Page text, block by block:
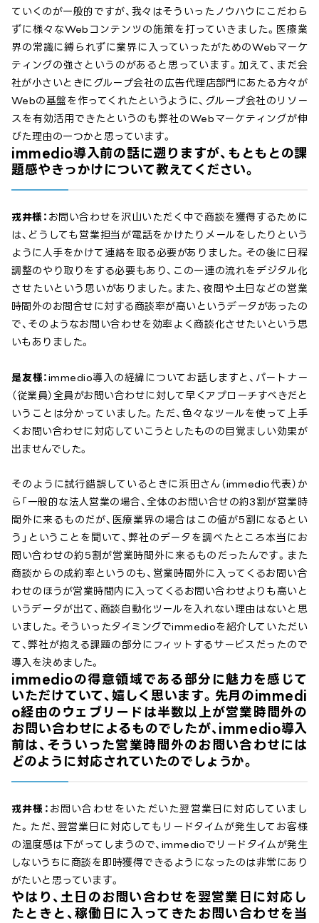
ていくのが一般的ですが、我々はそういったノウハウにこだわら
ずに様々なWebコンテンツの施策を打っていきました。医療業
界の常識に縛られずに業界に入っていったがためのWebマーケ
ティングの強さというのがあると思っています。加えて、まだ会
社が小さいときにグループ会社の広告代理店部門にあたる方々が
Webの基盤を作ってくれたというように、グループ会社のリソー
スを有効活用できたというのも弊社のWebマーケティングが伸
びた理由の一つかと思っています。
immedio導入前の話に遡りますが、もともとの課
題感やきっかけについて教えてください。
戎井様： お問い合わせを沢山いただく中で商談を獲得するために
は、どうしても営業担当が電話をかけたりメールをしたりという
ように人手をかけて連絡を取る必要がありました。その後に日程
調整のやり取りをする必要もあり、この一連の流れをデジタル化
させたいという思いがありました。また、夜間や土日などの営業
時間外のお問合せに対する商談率が高いというデータがあったの
で、そのようなお問い合わせを効率よく商談化させたいという思
いもありました。
是友様：immedio導入の経緯についてお話しますと、パートナー
（従業員）全員がお問い合わせに対して早くアプローチすべきだと
いうことは分かっていました。ただ、色々なツールを使って上手
くお問い合わせに対応していこうとしたものの目覚ましい効果が
出ませんでした。
そのように試行錯誤しているときに浜田さん（immedio代表）か
ら「一般的な法人営業の場合、全体のお問い合せの約3割が営業時
間外に来るものだが、医療業界の場合はこの値が5割になるとい
う」ということを聞いて、弊社のデータを調べたところ本当にお
問い合わせの約5割が営業時間外に来るものだったんです。また
商談からの成約率というのも、営業時間外に入ってくるお問い合
わせのほうが営業時間内に入ってくるお問い合わせよりも高いと
いうデータが出て、商談自動化ツールを入れない理由はないと思
いました。そういったタイミングでimmedioを紹介していただい
て、弊社が抱える課題の部分にフィットするサービスだったので
導入を決めました。
immedioの得意領域である部分に魅力を感じて
いただけていて、嬉しく思います。先月のimmedi
o経由のウェブリードは半数以上が営業時間外の
お問い合わせによるものでしたが、immedio導入
前は、そういった営業時間外のお問い合わせには
どのように対応されていたのでしょうか。
戎井様： お問い合わせをいただいた翌営業日に対応していまし
た。ただ、翌営業日に対応してもリードタイムが発生してお客様
の温度感は下がってしまうので、immedioでリードタイムが発生
しないうちに商談を即時獲得できるようになったのは非常にあり
がたいと思っています。
やはり、土日のお問い合わせを翌営業日に対応し
たときと、稼働日に入ってきたお問い合わせを当